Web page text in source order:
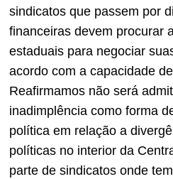
sindicatos que passem por
financeiras devem procurar
estaduais para negociar
acordo com a capacidade
Reafirmamos não será
inadimplência como forma
política em relação a
políticas no interior da
parte de sindicatos onde